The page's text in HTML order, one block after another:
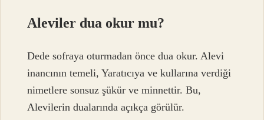
Aleviler dua okur mu?
Dede sofraya oturmadan önce dua okur. Alevi
inancının temeli, Yaratıcıya ve kullarına verdiği
nimetlere sonsuz şükür ve minnettir. Bu,
Alevilerin dualarında açıkça görülür.